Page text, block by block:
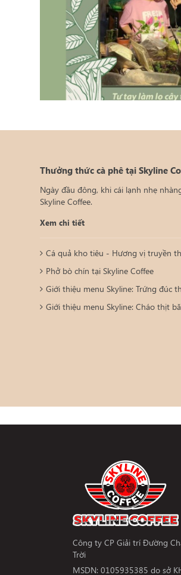
Thưởng thức cà phê tại Skyline
Ngày đầu đông, khi cái lạnh nhẹ
Skyline Coffee.
Xem chi tiết
Cá quả kho tiêu - Hương vị truyền
Phở bò chín tại Skyline Coffee
Giới thiệu menu Skyline: Trứng đúc
Giới thiệu menu Skyline: Cháo thịt
Công ty CP Giải trí Đường
Trời
MSDN: 0105935385 do sở